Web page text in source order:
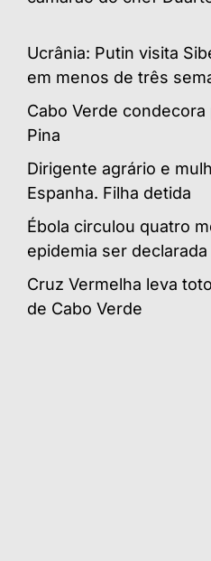
Ucrânia: Putin visita
em menos de três
Cabo Verde
Pina
Dirigente agrário e
Espanha. Filha detida
Ébola circulou quatro
epidemia ser declarada
Cruz Vermelha leva
de Cabo Verde